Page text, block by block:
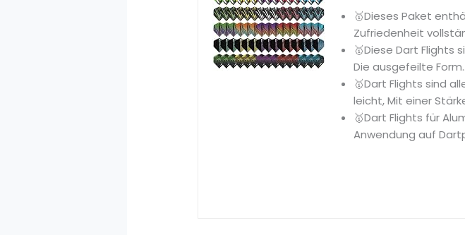
🥇Dieses Paket
Zufriedenheit
🥇Diese Dart Flights
Die ausgefeilte
🥇Dart Flights sind
leicht, Mit einer
🥇Dart Flights für
Anwendung auf